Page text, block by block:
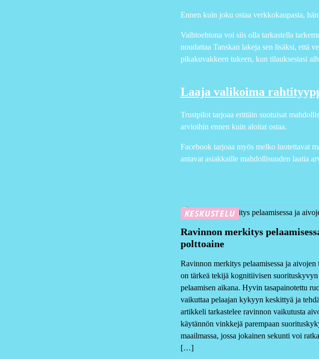
Ennen kuin joku ostaa verkkokaupasta,
Vaihtoehtona voi siis olla tarkastella
noudattaa Tanskan lakeja sen lisäksi, että
pikakuvakkeen tukeen, kun tilauksestasi
Laaja valikoima
Trustpilot tarjoaa erittäin suotuisat
arvioihin ennen kuin aloitat ostaa.
Facebook tarjoaa myös melko luotettavat
antavat asiakkaille mahdollisuuden laatia
KESKUSTELU
Ravinnon merkitys
polttoaine
Ravinnon merkitys pelaamisessa ja
on tärkeä tekijä kognitiivisen suorituskyvyn
pelaamisen aikana. Hyvin tasapainotettu
vaikuttaa pelaajan kykyyn keskittyä ja
artikkeli tarkastelee ravinnon vaikutusta
käytännön vinkkejä parempaan
maailmassa, jossa jokainen sekunti voi
[…]